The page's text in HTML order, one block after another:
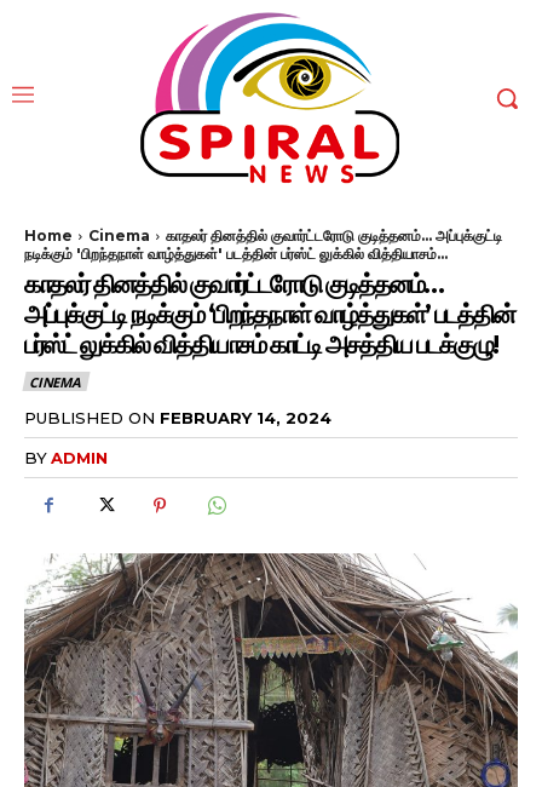
Home Cinema
காதலர் தினத்தில் குவார்ட்டரோடு குடித்தனம்... அப்புக்குட்டி
நடிக்கும் 'பிறந்தநாள் வாழ்த்துகள்' படத்தின் பர்ஸ்ட் லுக்கில் வித்தியாசம்...
காதலர் தினத்தில் குவார்ட்டரோடு குடித்தனம்…
அப்புக்குட்டி நடிக்கும் ‘பிறந்தநாள் வாழ்த்துகள்’ படத்தின்
பர்ஸ்ட் லுக்கில் வித்தியாசம் காட்டி அசத்திய படக்குழு!
CINEMA
PUBLISHED ON FEBRUARY 14, 2024
BYADMIN